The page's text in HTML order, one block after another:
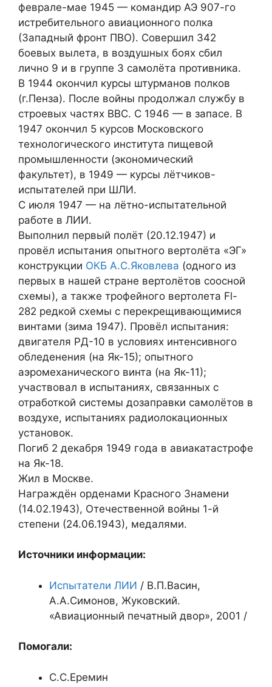
феврале-мае 1945 — командир АЭ 907-го
истребительного авиационного полка
(Западный фронт ПВО). Совершил 342
боевых вылета, в воздушных боях сбил
лично 9 и в группе 3 самолёта противника.
В 1944 окончил курсы штурманов полков
(г.Пенза). После войны продолжал службу в
строевых частях ВВС. С 1946 — в запасе. В
1947 окончил 5 курсов Московского
технологического института пищевой
промышленности (экономический
факультет), в 1949 — курсы лётчиков-
испытателей при ШЛИ.
С июля 1947 — на лётно-испытательной
работе в ЛИИ.
Выполнил первый полёт (20.12.1947) и
провёл испытания опытного вертолёта «ЭГ»
конструкции ОКБ А.С.Яковлева (одного из
первых в нашей стране вертолётов соосной
схемы), а также трофейного вертолета Fl-
282 редкой схемы с перекрещивающимися
винтами (зима 1947). Провёл испытания:
двигателя РД-10 в условиях интенсивного
обледенения (на Як-15); опытного
аэромеханического винта (на Як-11);
участвовал в испытаниях, связанных с
отработкой системы дозаправки самолётов в
воздухе, испытаниях радиолокационных
установок.
Погиб 2 декабря 1949 года в авиакатастрофе
на Як-18.
Жил в Москве.
Награждён орденами Красного Знамени
(14.02.1943), Отечественной войны 1-й
степени (24.06.1943), медалями.
Источники информации:
Испытатели ЛИИ / В.П.Васин,
А.А.Симонов, Жуковский.
«Авиационный печатный двор», 2001 /
Помогали:
С.С.Еремин